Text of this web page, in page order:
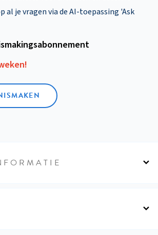
al je vragen via de AI-toepassing 'Ask